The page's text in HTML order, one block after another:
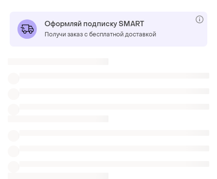
Оформляй подписку SMART
Получи заказ с бесплатной доставкой